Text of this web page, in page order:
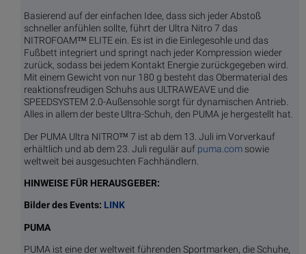
Basierend auf der einfachen Idee, dass sich jeder Abstoß
schneller anfühlen sollte, führt der Ultra Nitro 7 das
NITROFOAM™ ELITE ein. Es ist in die Einlegesohle und das
Fußbett integriert und springt nach jeder Kompression wieder
zurück, sodass bei jedem Kontakt Energie zurückgegeben wird.
Mit einem Gewicht von nur 180 g besteht das Obermaterial des
reaktionsfreudigen Schuhs aus ULTRAWEAVE und die
SPEEDSYSTEM 2.0-Außensohle sorgt für dynamischen Antrieb.
Alles in allem der beste Ultra-Schuh, den PUMA je hergestellt hat.
Der PUMA Ultra NITRO™ 7 ist ab dem 13. Juli im Vorverkauf
erhältlich und ab dem 23. Juli regulär auf puma.com sowie
weltweit bei ausgesuchten Fachhändlern.
HINWEISE FÜR HERAUSGEBER:
Bilder des Events: LINK
PUMA
PUMA ist eine der weltweit führenden Sportmarken, die Schuhe,